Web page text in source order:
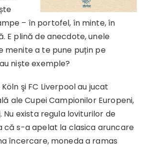
– în portofel, în minte, în
E plină de anecdote, unele
menite a te pune puțin pe
niște exemple?
şi FC Liverpool au jucat
ale Cupei Campionilor Europeni,
Nu exista regula loviturilor de
că s-a apelat la clasica aruncare
încercare, moneda a ramas